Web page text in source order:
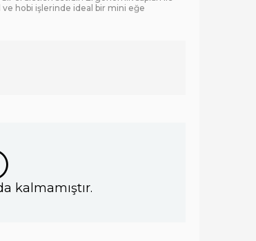
hobi işlerinde ideal bir mini eğe
kalmamıştır.